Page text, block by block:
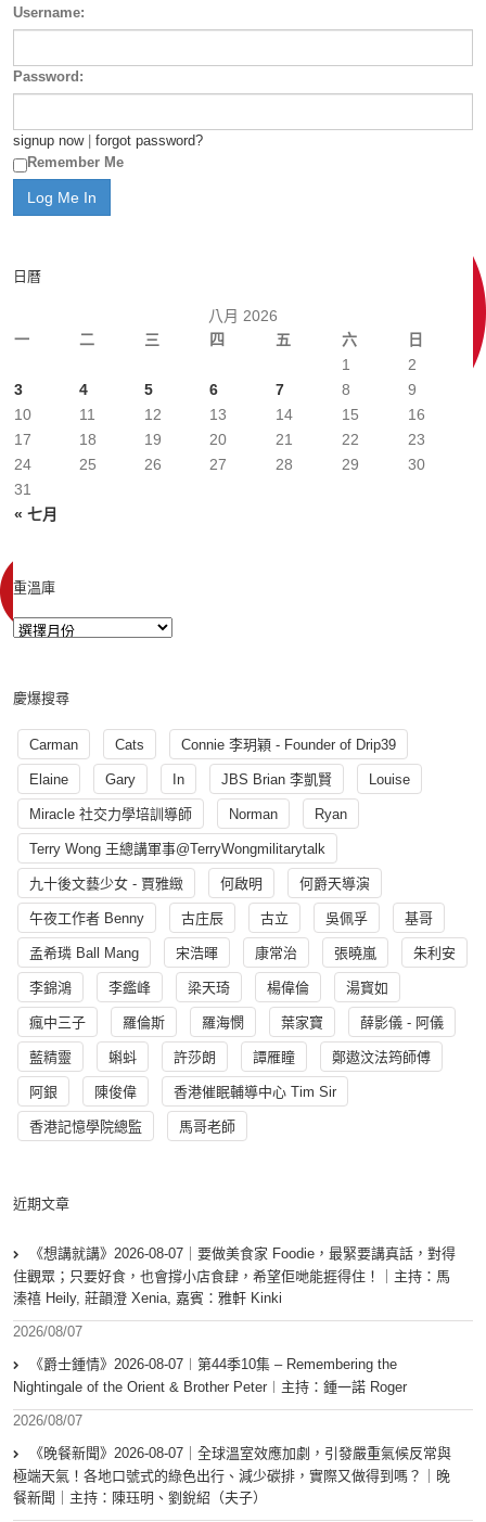
Username:
Password:
signup now| forgot password?
Remember Me
日曆
八月 2026
一
二 三 四 五 六 日
« 七月
1
2
3
4 5 6 7 8
9
10
11 12 13 14 15
16
17
18 19 20 21 22
23
24
25 26 27 28 29
30
31
重溫庫
慶爆搜尋
Carman Cats Connie 李玥穎 - Founder of Drip39
Elaine Gary In JBS Brian 李凱賢 Louise
Miracle 社交力學培訓導師 Norman Ryan
Terry Wong 王總講軍事@TerryWongmilitarytalk
九十後文藝少女 - 賈雅緻 何啟明 何爵天導演
午夜工作者 Benny 古庄辰 古立 吳佩孚 基哥
孟希璘 Ball Mang 宋浩暉 康常治 張曉嵐 朱利安
李錦鴻 李鑑峰 梁天琦 楊偉倫 湯寳如
瘋中三子 羅倫斯 羅海憫 葉家寶 薛影儀 - 阿儀
藍精靈 蝌蚪 許莎朗 譚雁瞳 鄭遨汶法筠師傅
阿銀 陳俊偉 香港催眠輔導中心 Tim Sir
香港記憶學院總監 馬哥老師
近期文章
《想講就講》2026-08-07｜要做美食家 Foodie，最緊要講真話，對得
住觀眾；只要好食，也會撐小店食肆，希望佢哋能捱得住！｜主持：馬
溱禧 Heily, 莊韻澄 Xenia, 嘉賓：雅軒 Kinki
2026/08/07
《爵士鍾情》2026-08-07︱第44季10集 – Remembering the
Nightingale of the Orient & Brother Peter︱主持：鍾一諾 Roger
2026/08/07
《晚餐新聞》2026-08-07｜全球溫室效應加劇，引發嚴重氣候反常與
極端天氣！各地口號式的綠色出行、減少碳排，實際又做得到嗎？｜晚
餐新聞｜主持：陳珏明、劉銳紹（夫子）